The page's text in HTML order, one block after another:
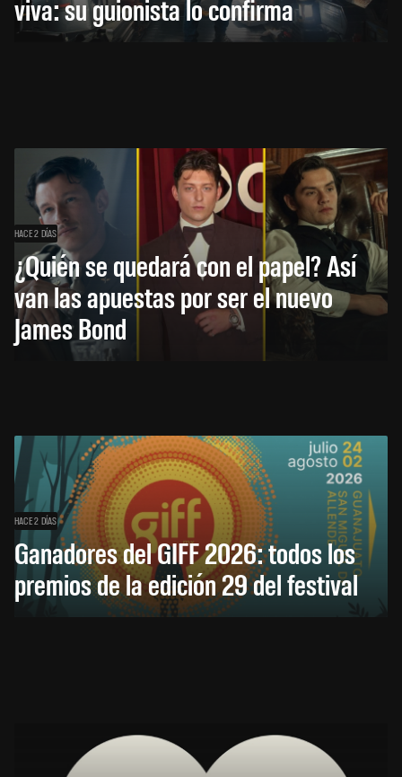
viva: su guionista lo confirma
HACE 2 DÍAS
¿Quién se quedará con el papel? Así
van las apuestas por ser el nuevo
James Bond
HACE 2 DÍAS
Ganadores del GIFF 2026: todos los
premios de la edición 29 del festival